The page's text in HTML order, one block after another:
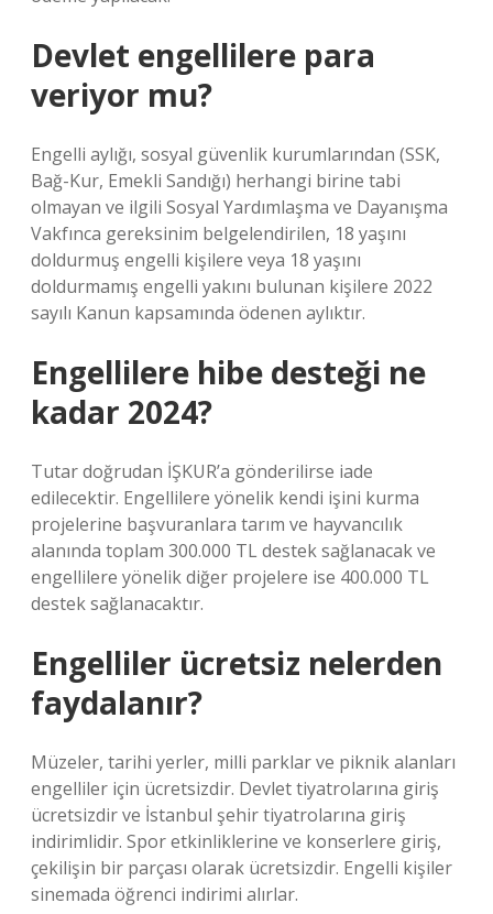
Devlet engellilere para
veriyor mu?
Engelli aylığı, sosyal güvenlik kurumlarından (SSK,
Bağ-Kur, Emekli Sandığı) herhangi birine tabi
olmayan ve ilgili Sosyal Yardımlaşma ve Dayanışma
Vakfınca gereksinim belgelendirilen, 18 yaşını
doldurmuş engelli kişilere veya 18 yaşını
doldurmamış engelli yakını bulunan kişilere 2022
sayılı Kanun kapsamında ödenen aylıktır.
Engellilere hibe desteği ne
kadar 2024?
Tutar doğrudan İŞKUR’a gönderilirse iade
edilecektir. Engellilere yönelik kendi işini kurma
projelerine başvuranlara tarım ve hayvancılık
alanında toplam 300.000 TL destek sağlanacak ve
engellilere yönelik diğer projelere ise 400.000 TL
destek sağlanacaktır.
Engelliler ücretsiz nelerden
faydalanır?
Müzeler, tarihi yerler, milli parklar ve piknik alanları
engelliler için ücretsizdir. Devlet tiyatrolarına giriş
ücretsizdir ve İstanbul şehir tiyatrolarına giriş
indirimlidir. Spor etkinliklerine ve konserlere giriş,
çekilişin bir parçası olarak ücretsizdir. Engelli kişiler
sinemada öğrenci indirimi alırlar.